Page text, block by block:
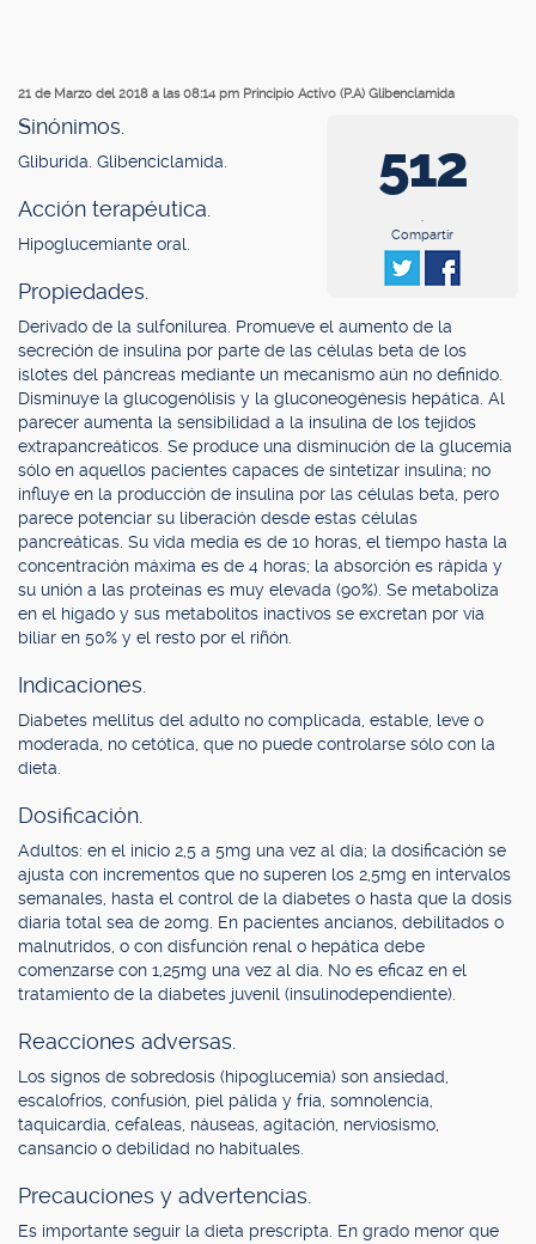
21 de Marzo del 2018 a las 08:14 pm Principio Activo (P.A) Glibenclamida
512
.
Compartir
Sinónimos.
Gliburida. Glibenciclamida.
Acción terapéutica.
Hipoglucemiante oral.
Propiedades.
Derivado de la sulfonilurea. Promueve el aumento de la
secreción de insulina por parte de las células beta de los
islotes del páncreas mediante un mecanismo aún no definido.
Disminuye la glucogenólisis y la gluconeogénesis hepática. Al
parecer aumenta la sensibilidad a la insulina de los tejidos
extrapancreáticos. Se produce una disminución de la glucemia
sólo en aquellos pacientes capaces de sintetizar insulina; no
influye en la producción de insulina por las células beta, pero
parece potenciar su liberación desde estas células
pancreáticas. Su vida media es de 10 horas, el tiempo hasta la
concentración máxima es de 4 horas; la absorción es rápida y
su unión a las proteínas es muy elevada (90%). Se metaboliza
en el hígado y sus metabolitos inactivos se excretan por vía
biliar en 50% y el resto por el riñón.
Indicaciones.
Diabetes mellitus del adulto no complicada, estable, leve o
moderada, no cetótica, que no puede controlarse sólo con la
dieta.
Dosificación.
Adultos: en el inicio 2,5 a 5mg una vez al día; la dosificación se
ajusta con incrementos que no superen los 2,5mg en intervalos
semanales, hasta el control de la diabetes o hasta que la dosis
diaria total sea de 20mg. En pacientes ancianos, debilitados o
malnutridos, o con disfunción renal o hepática debe
comenzarse con 1,25mg una vez al día. No es eficaz en el
tratamiento de la diabetes juvenil (insulinodependiente).
Reacciones adversas.
Los signos de sobredosis (hipoglucemia) son ansiedad,
escalofríos, confusión, piel pálida y fría, somnolencia,
taquicardia, cefaleas, náuseas, agitación, nerviosismo,
cansancio o debilidad no habituales.
Precauciones y advertencias.
Es importante seguir la dieta prescripta. En grado menor que